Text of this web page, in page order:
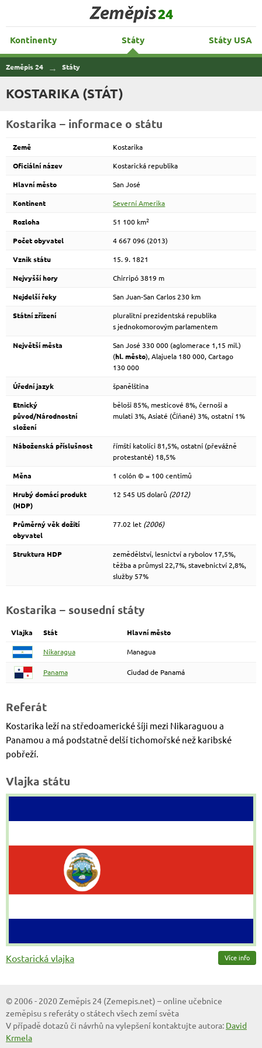
Zeměpis 24
Kontinenty Státy Státy USA
Zeměpis 24 Státy
KOSTARIKA (STÁT)
Kostarika – informace o státu
Země
Kostarika
Oficiální název
Kostarická republika
Hlavní město
San José
Kontinent
Severní Amerika
Rozloha
51 100 km2
Počet obyvatel
4 667 096 (2013)
Vznik státu
15. 9. 1821
Nejvyšší hory
Chirripó 3819 m
Nejdelší řeky
San Juan-San Carlos 230 km
Státní zřízení
pluralitní prezidentská republika
s jednokomorovým parlamentem
Největší města
San José 330 000 (aglomerace 1,15 mil.)
(hl. město), Alajuela 180 000, Cartago
130 000
Úřední jazyk
španělština
Etnický
původ/Národnostní
složení
běloši 85%, mesticové 8%, černoši a
mulati 3%, Asiaté (Číňané) 3%, ostatní 1%
Náboženská příslušnost
římští katolíci 81,5%, ostatní (převážně
protestanté) 18,5%
Měna
1 colón © = 100 centimů
Hrubý domácí produkt
(HDP)
12 545 US dolarů (2012)
Průměrný věk dožití
obyvatel
77.02 let (2006)
Struktura HDP
zemědělství, lesnictví a rybolov 17,5%,
těžba a průmysl 22,7%, stavebnictví 2,8%,
služby 57%
Kostarika – sousední státy
Vlajka Stát Hlavní město
Nikaragua Managua
Panama Ciudad de Panamá
Referát
Kostarika leží na středoamerické šíji mezi Nikaraguou a
Panamou a má podstatně delší tichomořské než karibské
pobřeží.
Vlajka státu
Kostarická vlajka Více info
© 2006 - 2020 Zeměpis 24 (Zemepis.net) – online učebnice
zeměpisu s referáty o státech všech zemí světa
V případě dotazů či návrhů na vylepšení kontaktujte autora: David
Krmela